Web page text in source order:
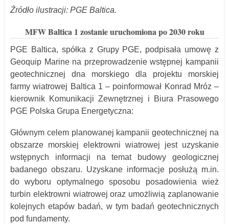
Źródło ilustracji: PGE Baltica.
MFW Baltica 1 zostanie uruchomiona po 2030 roku
PGE Baltica, spółka z Grupy PGE, podpisała umowę z
Geoquip Marine na przeprowadzenie wstępnej kampanii
geotechnicznej dna morskiego dla projektu morskiej
farmy wiatrowej Baltica 1 – poinformował Konrad Mróz –
kierownik Komunikacji Zewnętrznej i Biura Prasowego
PGE Polska Grupa Energetyczna:
Głównym celem planowanej kampanii geotechnicznej na
obszarze morskiej elektrowni wiatrowej jest uzyskanie
wstępnych informacji na temat budowy geologicznej
badanego obszaru. Uzyskane informacje posłużą m.in.
do wyboru optymalnego sposobu posadowienia wież
turbin elektrowni wiatrowej oraz umożliwią zaplanowanie
kolejnych etapów badań, w tym badań geotechnicznych
pod fundamenty.